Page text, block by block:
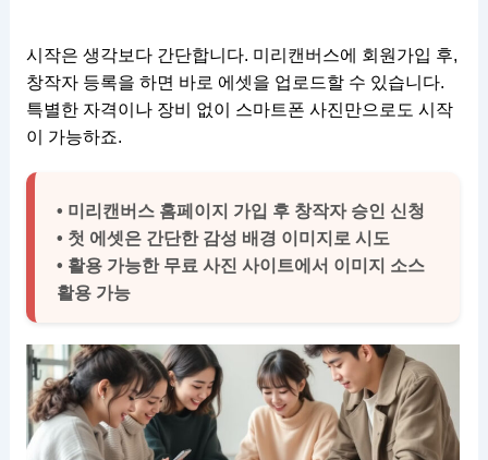
시작은 생각보다 간단합니다. 미리캔버스에 회원가입 후,
창작자 등록을 하면 바로 에셋을 업로드할 수 있습니다.
특별한 자격이나 장비 없이 스마트폰 사진만으로도 시작
이 가능하죠.
• 미리캔버스 홈페이지 가입 후 창작자 승인 신청
• 첫 에셋은 간단한 감성 배경 이미지로 시도
• 활용 가능한 무료 사진 사이트에서 이미지 소스
활용 가능